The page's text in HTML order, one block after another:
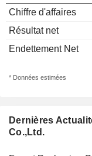
Dernières
Co.,Ltd.
Chiffre d'affaires
Résultat net
Endettement Net
* Données estimées